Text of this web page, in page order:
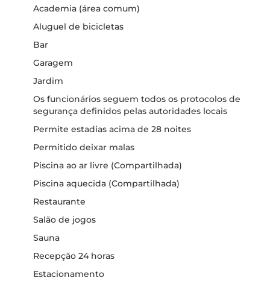
Academia (área comum)
Aluguel de bicicletas
Bar
Garagem
Jardim
Os funcionários seguem todos os protocolos de
segurança definidos pelas autoridades locais
Permite estadias acima de 28 noites
Permitido deixar malas
Piscina ao ar livre (Compartilhada)
Piscina aquecida (Compartilhada)
Restaurante
Salão de jogos
Sauna
Recepção 24 horas
Estacionamento